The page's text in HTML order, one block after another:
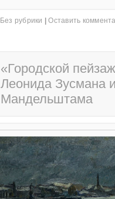
Без рубрики Оставить
«Городской
Леонида Зусмана
Мандельштама